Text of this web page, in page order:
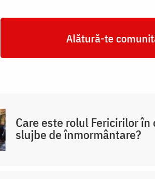
Alătură-te
Care este rolul Fericirilor în
slujbe de înmormântare?